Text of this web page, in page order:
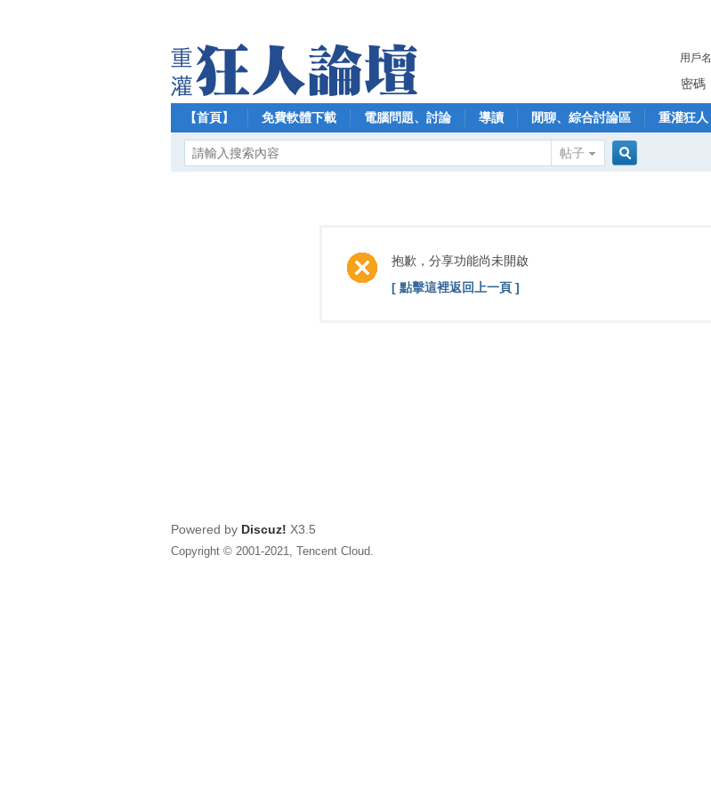
用戶名
密碼
【首頁】 免費軟體下載 電腦問題、討論 導讀 閒聊、綜合討論區 重灌狂人
帖子
抱歉，分享功能尚未開啟
[ 點擊這裡返回上一頁 ]
Powered by Discuz! X3.5
Copyright © 2001-2021, Tencent Cloud.